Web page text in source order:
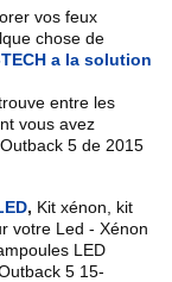
vos feux
chose de
TECH a la solution
entre les
vous avez
Outback 5 de 2015
, Kit xénon, kit
votre Led - Xénon
LED
5 15-